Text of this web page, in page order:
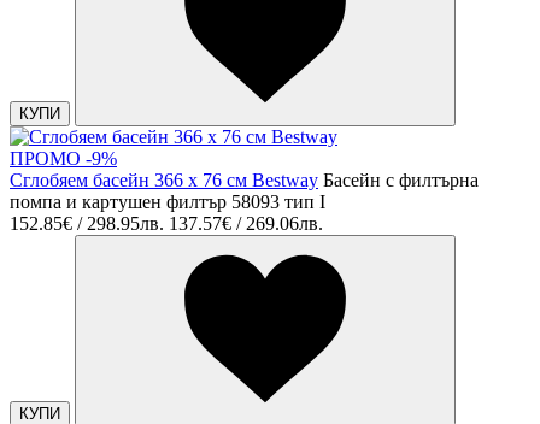
КУПИ
ПРОМО -9%
Сглобяем басейн 366 х 76 см Bestway Басейн с филтърна
помпа и картушен филтър 58093 тип I
152.85€ / 298.95лв. 137.57€ / 269.06лв.
КУПИ